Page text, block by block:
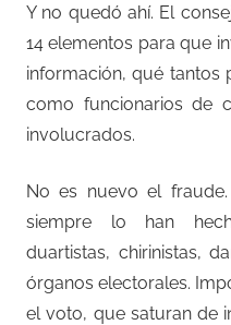
Y no quedó ahí. El
14 elementos para que
información, qué tantos
como funcionarios de
involucrados.
No es nuevo el
siempre lo han
duartistas, chirinistas,
órganos electorales.
el voto, que saturan de